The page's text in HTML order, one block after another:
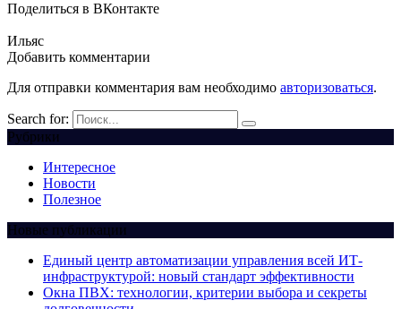
Поделиться в ВКонтакте
Ильяс
Добавить комментарии
Для отправки комментария вам необходимо авторизоваться.
Search for:
Рубрики
Интересное
Новости
Полезное
Новые публикации
Единый центр автоматизации управления всей ИТ-
инфраструктурой: новый стандарт эффективности
Окна ПВХ: технологии, критерии выбора и секреты